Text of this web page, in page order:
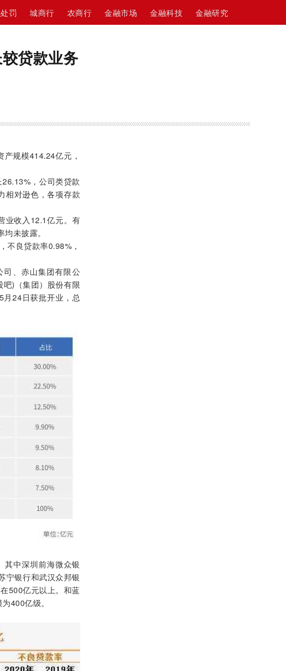
罚 城商行 农商行 金融市场 金融科技 金融研究
贷款业务
规模414.24亿元，
，公司类贷款
相对逊色，各项存款
收入12.1亿元。有
未披露。
良贷款率0.98%，
、赤山集团有限公
)（集团）股份有限
24日获批开业，总
中深圳前海微众银
宁银行和武汉众邦银
500亿元以上。和蓝
400亿级。